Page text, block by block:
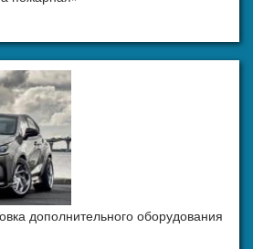
дополнительного оборудования